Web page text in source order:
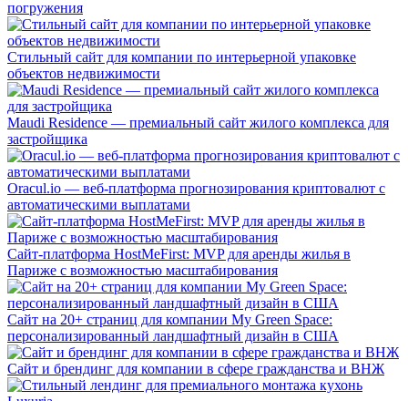
погружения
Стильный сайт для компании по интерьерной упаковке
объектов недвижимости
Maudi Residence — премиальный сайт жилого комплекса для
застройщика
Oracul.io — веб-платформа прогнозирования криптовалют с
автоматическими выплатами
Сайт-платформа HostMeFirst: MVP для аренды жилья в
Париже с возможностью масштабирования
Сайт на 20+ страниц для компании My Green Space:
персонализированный ландшафтный дизайн в США
Сайт и брендинг для компании в сфере гражданства и ВНЖ